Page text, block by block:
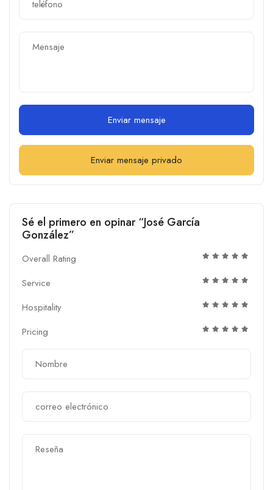
Enviar mensaje
Enviar mensaje privado
Sé el primero en opinar “José García
González”
Overall Rating
Service
Hospitality
Pricing